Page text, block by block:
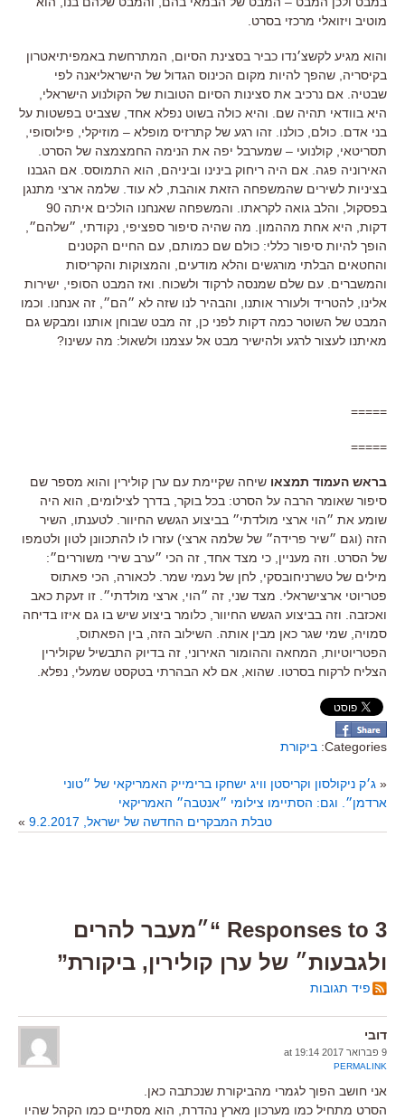
מוטיב ויזואלי מרכזי בסרט.
והוא מגיע לקשצ׳נדו כביר בסצינת הסיום, המתרחשת באמפיתיאטרון
בקיסריה, שהפך להיות מקום הכינוס הגדול של הישראליאנה לפי
שבטיה. אם נרכיב את סצינות הסיום הטובות של הקולנוע הישראלי,
היא בוודאי תהיה שם. והיא כולה בשוט נפלא אחד, שצביט בפשטות על
בני אדם. כולם, כולנו. זהו רגע של קתרזיס מופלא – מוזיקלי, פילוסופי,
תסריטאי, קולנועי – שמערבל יפה את הנימה החמצמצה של הסרט.
האירוניה פגה. אם היה ריחוק בינינו וביניהם, הוא התמוסס. אם הגבנו
בציניות לשירים שהמשפחה הזאת אוהבת, לא עוד. שלמה ארצי מתנגן
בפסקול, והלב גואה לקראתו. והמשפחה שאנחנו הולכים איתה 90
דקות, היא אחת מההמון. מה שהיה סיפור ספציפי, נקודתי, ״שלהם״,
הופך להיות סיפור כללי: כולם שם כמותם, עם החיים הקטנים
והחטאים הבלתי מורגשים והלא מודעים, והמצוקות והקריסות
והמשברים. עם שלם שמנסה לרקוד ולשכוח. ואז המבט הסופי, ישירות
אלינו, להטריד ולעורר אותנו, והבהיר לנו שזה לא ״הם״, זה אנחנו. וכמו
המבט של השוטר כמה דקות לפני כן, זה מבט שבוחן אותנו ומבקש גם
מאיתנו לעצור לרגע ולהישיר מבט אל עצמנו ולשאול: מה עשינו?
=====
=====
בראש העמוד תמצאו שיחה שקיימת עם ערן קולירין והוא מספר שם
סיפור שאומר הרבה על הסרט: בכל בוקר, בדרך לצילומים, הוא היה
שומע את ״הוי ארצי מולדתי״ בביצוע הגשש החיוור. לטענתו, השיר
הזה (וגם ״שיר פרידה״ של שלמה ארצי) עזרו לו להתכוונן לטון ולטמפו
של הסרט. וזה מעניין, כי מצד אחד, זה הכי ״ערב שירי משוררים״:
מילים של טשרניחובסקי, לחן של נעמי שמר. לכאורה, הכי פאתוס
פטריוטי ארצישראלי. מצד שני, זה ״הוי, ארצי מולדתי״. זו זעקת כאב
ואכזבה. וזה בביצוע הגשש החיוור, כלומר ביצוע שיש בו גם איזו בדיחה
סמויה, שמי שגר כאן מבין אותה. השילוב הזה, בין הפאתוס,
הפטריוטיות, המחאה וההומור האירוני, זה בדיוק התבשיל שקולירין
הצליח לרקוח בסרטו. שהוא, אם לא הבהרתי בטקסט שמעלי, נפלא.
Categories: ביקורת
« ג׳ק ניקולסון וקריסטן וויג ישחקו ברימייק האמריקאי של ״טוני
ארדמן״. וגם: הסתיימו צילומי ״אנטבה״ האמריקאי
טבלת המבקרים החדשה של ישראל, 9.2.2017
»
3 Responses to “״מעבר להרים
ולגבעות״ של ערן קולירין, ביקורת”
פיד תגובות
דובי
9 פברואר 2017 at 19:14
PERMALINK
אני חושב הפוך לגמרי מהביקורת שנכתבה כאן.
הסרט מתחיל כמו מערכון מארץ נהדרת, הוא מסתיים כמו הקהל שהיו